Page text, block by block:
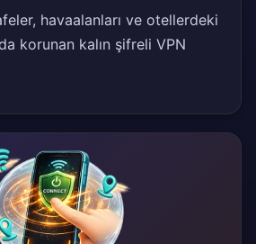
havaalanları ve otellerdeki
korunan kalın şifreli VPN